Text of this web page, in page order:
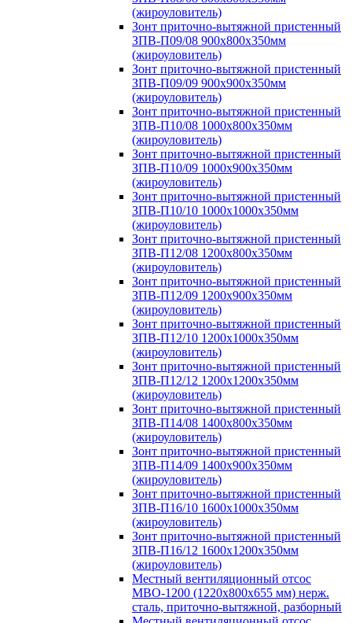
(жироуловитель)
Зонт приточно-вытяжной пристенный
ЗПВ-П09/08 900х800х350мм
(жироуловитель)
Зонт приточно-вытяжной пристенный
ЗПВ-П09/09 900х900х350мм
(жироуловитель)
Зонт приточно-вытяжной пристенный
ЗПВ-П10/08 1000х800х350мм
(жироуловитель)
Зонт приточно-вытяжной пристенный
ЗПВ-П10/09 1000х900х350мм
(жироуловитель)
Зонт приточно-вытяжной пристенный
ЗПВ-П10/10 1000х1000х350мм
(жироуловитель)
Зонт приточно-вытяжной пристенный
ЗПВ-П12/08 1200х800х350мм
(жироуловитель)
Зонт приточно-вытяжной пристенный
ЗПВ-П12/09 1200х900х350мм
(жироуловитель)
Зонт приточно-вытяжной пристенный
ЗПВ-П12/10 1200х1000х350мм
(жироуловитель)
Зонт приточно-вытяжной пристенный
ЗПВ-П12/12 1200х1200х350мм
(жироуловитель)
Зонт приточно-вытяжной пристенный
ЗПВ-П14/08 1400х800х350мм
(жироуловитель)
Зонт приточно-вытяжной пристенный
ЗПВ-П14/09 1400х900х350мм
(жироуловитель)
Зонт приточно-вытяжной пристенный
ЗПВ-П16/10 1600х1000х350мм
(жироуловитель)
Зонт приточно-вытяжной пристенный
ЗПВ-П16/12 1600х1200х350мм
(жироуловитель)
Местный вентиляционный отсос
МВО-1200 (1220х800х655 мм) нерж.
сталь, приточно-вытяжной, разборный